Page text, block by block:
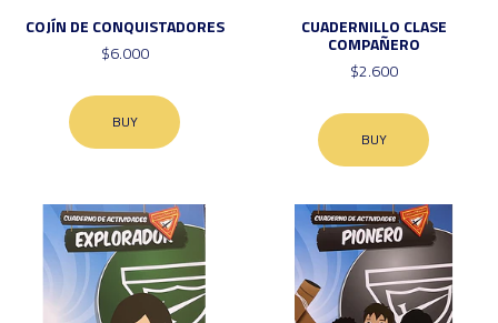
COJÍN DE CONQUISTADORES
$6.000
BUY
CUADERNILLO CLASE
COMPAÑERO
$2.600
BUY